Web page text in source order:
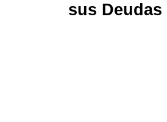
sus Deudas